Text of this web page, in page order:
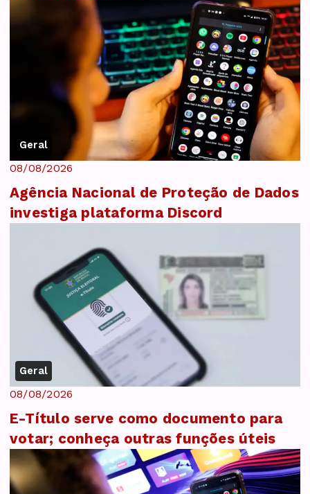
Geral
08/08/2026
Agência Nacional de Proteção de Dados
investiga plataforma Discord
Geral
08/08/2026
E-Título serve como documento para
votar; conheça outras funções úteis